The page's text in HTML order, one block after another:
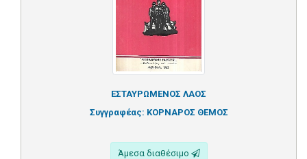
ΕΣΤΑΥΡΩΜΕΝΟΣ ΛΑΟΣ
Συγγραφέας: ΚΟΡΝΑΡΟΣ ΘΕΜΟΣ
Άμεσα διαθέσιμο